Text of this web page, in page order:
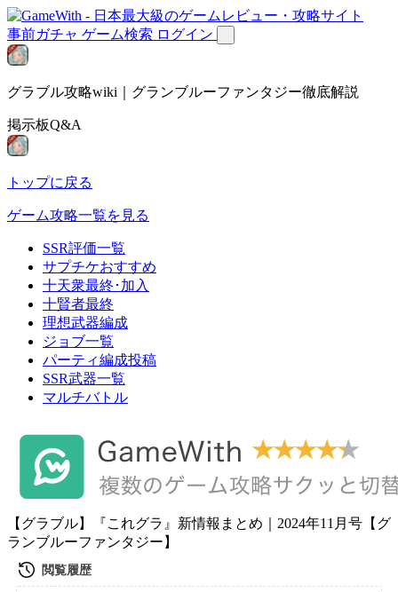
事前ガチャ ゲーム検索 ログイン
グラブル攻略wiki｜グランブルーファンタジー徹底解説
掲示板Q&A
トップに戻る
ゲーム攻略一覧を見る
SSR評価一覧
サプチケおすすめ
十天衆最終･加入
十賢者最終
理想武器編成
ジョブ一覧
パーティ編成投稿
SSR武器一覧
マルチバトル
【グラブル】『これグラ』新情報まとめ｜2024年11月号【グ
ランブルーファンタジー】